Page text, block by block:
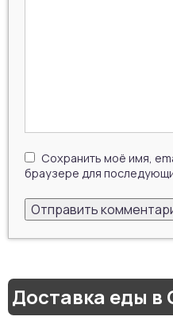
Сохранить моё имя,
браузере для
Доставка еды в